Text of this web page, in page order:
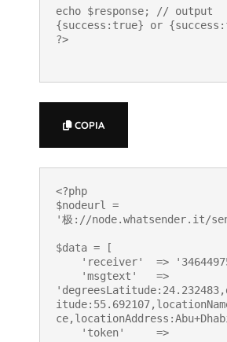
echo $response; // output
{success:true} or
?>
COPIA
<?php
$nodeurl =
'极://node.whatsender.it/
$data = [